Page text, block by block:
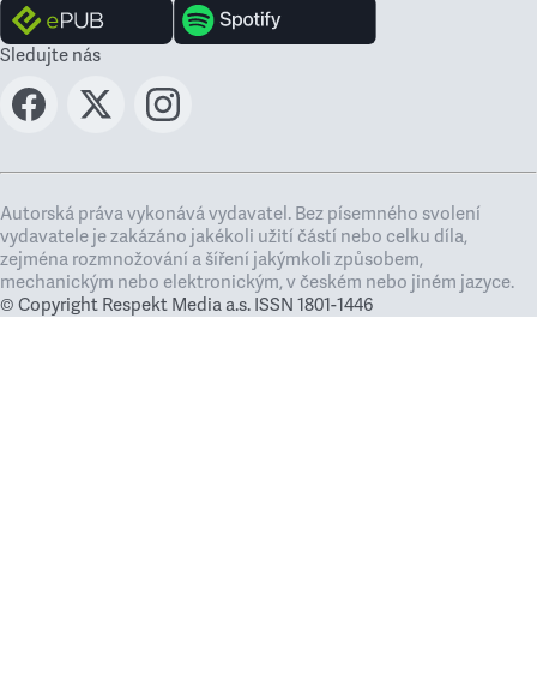
Sledujte nás
Autorská práva vykonává vydavatel. Bez písemného svolení
vydavatele je zakázáno jakékoli užití částí nebo celku díla,
zejména rozmnožování a šíření jakýmkoli způsobem,
mechanickým nebo elektronickým, v českém nebo jiném jazyce.
© Copyright Respekt Media a.s. ISSN 1801-1446